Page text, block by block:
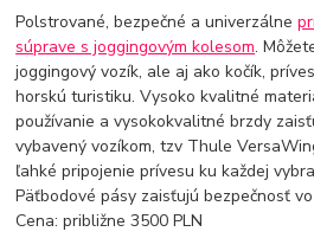
Polstrované, bezpečné a univerzálne
súprave s joggingovým kolesom.
joggingový vozík, ale aj ako kočík,
horskú turistiku. Vysoko kvalitné
používanie a vysokokvalitné brzdy
vybavený vozíkom, tzv Thule
ľahké pripojenie prívesu ku každej
Päťbodové pásy zaisťujú bezpečnosť
Cena: približne 3500 PLN